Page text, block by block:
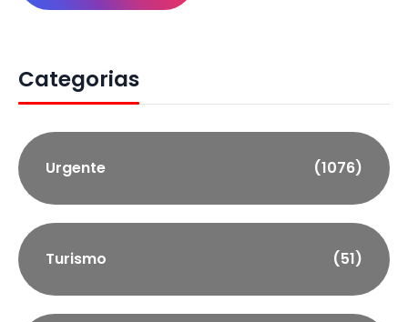
Categorias
Urgente (1076)
Turismo (51)